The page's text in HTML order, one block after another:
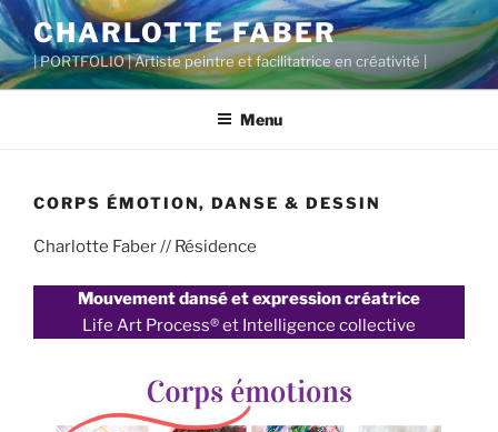
Aller
au
contenu
principal
CHARLOTTE FABER
| PORTFOLIO | Artiste peintre et facilitatrice en créativité |
Menu
CORPS ÉMOTION, DANSE & DESSIN
Charlotte Faber // Résidence
Mouvement dansé et expression créatrice
Life Art Process® et Intelligence collective